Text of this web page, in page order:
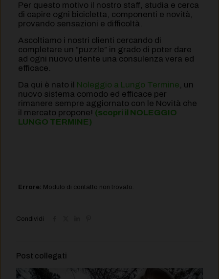
Per questo motivo il nostro staff, studia e cerca
di capire ogni bicicletta, componenti e novità,
provando sensazioni e difficoltà.
Ascoltiamo i nostri clienti cercando di
completare un “puzzle” in grado di poter dare
ad ogni nuovo utente una consulenza vera ed
efficace.
Da qui è nato il Noleggio a Lungo Termine, un
nuovo sistema comodo ed efficace per
rimanere sempre aggiornato con le Novità che
il mercato propone! (scopri il NOLEGGIO
LUNGO TERMINE)
Errore: Modulo di contatto non trovato.
Condividi
Post collegati